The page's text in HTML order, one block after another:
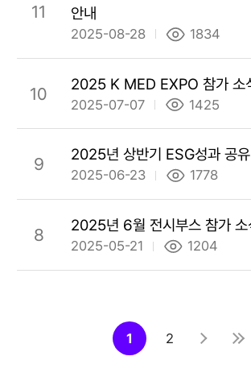
11
안내
2025-08-28 1834
10 2025 K MED EXPO 참가 소
2025-07-07 1425
9 2025년 상반기 ESG성과 공유
2025-06-23 1778
8 2025년 6월 전시부스 참가 소
2025-05-21 1204
1 2